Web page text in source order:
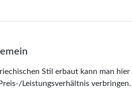
Stil erbaut kann man
Leistungsverhältnis verbringen.